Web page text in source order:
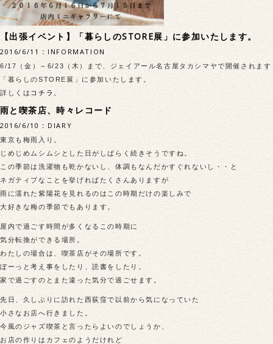
【出張イベント】「暮らしのSTORE展」に参加いたします。
2016/6/11:INFORMATION
6/17（金）～6/23（木）まで、ジェイアール名古屋タカシマヤで開催されます
「暮らしのSTORE展」に参加いたします。
詳しくはコチラ。
雨と喫茶店、時々レコード
2016/6/10:DIARY
東京も梅雨入り。
じめじめムシムシとした日がしばらく続きそうですね。
この季節は洗濯物も乾かないし、体調もなんだかすぐれないし・・と
ネガティブなことを挙げればたくさんありますが
雨に濡れた紫陽花を見れるのはこの時期だけの楽しみで
大好きな梅の季節でもあります。
屋内で過ごす時間が多くなるこの時期に
気分転換ができる場所。
わたしの場合は、喫茶店がその場所です。
ぼーっと考え事をしたり、読書をしたり。
家で過ごすのとまた違った気分で過ごせます。
先日、久しぶりに訪れた西荻窪で以前から気になっていた
小さなお店へ行きました。
今風のジャズ喫茶と言ったらよいのでしょうか、
お店の作りはカフェのようだけれど